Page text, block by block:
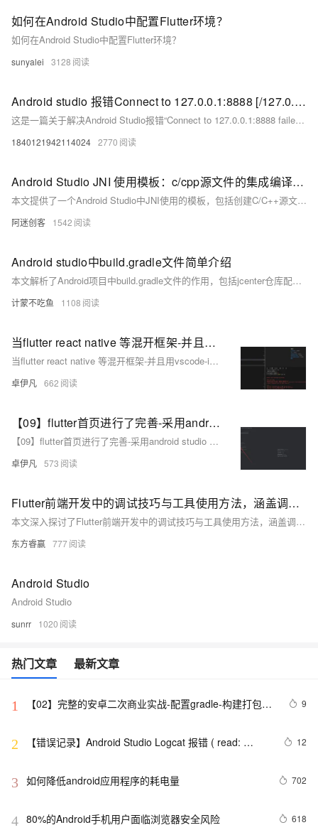
如何在Android Studio中配置Flutter环境？
如何在Android Studio中配置Flutter环境？
sunyalei 3128
Android studio 报错Connect to 127.0.0.1:8888 [/127.0.0.1] failed: Connection refused: connect（已解决）
这是一篇关于解决Android Studio报错“Connect to 127.0.0.1:8888 failed: Connection refused”的文章。问题通常因系统代理设置被Android Studio自动保存导致。解决方法是找到系统中Android Studio使用的gradle.properties文件（位于Windows的C:\Users\你的电脑用户名\.gradle或Mac的/Users/.{你的用户目录}/.gradle），删除或注释掉多余的代理配置后保存并重新Sync项目。希望此经验能帮助快速解决同类问题！
1840121942114024 2770
Android Studio JNI 使用模板：c/cpp源文件的集成编译，快速上手
本文提供了一个Android Studio中JNI使用的模板，包括创建C/C++源文件、编辑CMakeLists.txt、编写JNI接口代码、配置build.gradle以及编译生成.so库的详细步骤，以帮助开发者快速上手Android平台的JNI开发和编译过程。
阿迷创客 1542
Android studio中build.gradle文件简单介绍
本文解析了Android项目中build.gradle文件的作用，包括jcenter仓库配置、模块类型定义、包名设置及依赖管理，涵盖本地、库和远程依赖的区别。
计蒙不吃鱼 1108
当flutter react native 等混开框架-并且用vscode-idea等编译器无法打包apk，打包安卓不成功怎么办-直接用android studio如何打包安卓apk -重要-优雅草卓伊凡
当flutter react native 等混开框架-并且用vscode-idea等编译器无法打包apk，打包安卓不成功怎么办-直接用android studio如何打包安卓apk -重要-优雅草卓伊凡
卓伊凡 662
【09】flutter首页进行了完善-采用android studio 进行真机调试开发-增加了直播间列表和短视频人物列表-增加了用户中心-卓伊凡换人优雅草Alex-开发完整的社交APP-前端客户端开发+数据联调|以优雅草商业项目为例做开发-flutter开发-全流程-商业应用级实战开发-优雅草Alex
【09】flutter首页进行了完善-采用android studio 进行真机调试开发-增加了直播间列表和短视频人物列表-增加了用户中心-卓伊凡换人优雅草Alex-开发完整的社交APP-前端客户端开发+数据联调|以优雅草商业项目为例做开发-flutter开发-全流程-商业应用级实战开发-优雅草Alex
卓伊凡 573
Flutter前端开发中的调试技巧与工具使用方法，涵盖调试的重要性、基本技巧如打印日志与断点调试、常用调试工具如Android Studio/VS Code调试器和Flutter Inspector的介绍
本文深入探讨了Flutter前端开发中的调试技巧与工具使用方法，涵盖调试的重要性、基本技巧如打印日志与断点调试、常用调试工具如Android Studio/VS Code调试器和Flutter Inspector的介绍，以及具体操作步骤、常见问题解决、高级调试技巧、团队协作中的调试应用和未来发展趋势，旨在帮助开发者提高调试效率，提升应用质量。
东方睿赢 777
Android Studio
Android Studio
sunrr 1020
热门文章 最新文章
1
【02】完整的安卓二次商业实战-配置gradle-构建打包原
9
2
【错误记录】Android Studio Logcat 报错 ( read:
12
3 如何降低android应用程序的耗电量 702
4 80%的Android手机用户面临浏览器安全风险 618